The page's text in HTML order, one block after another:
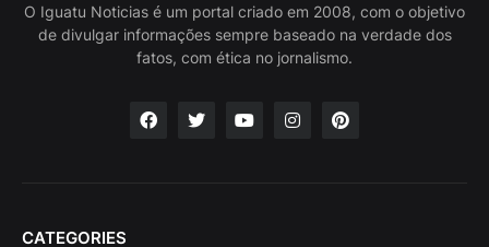
O Iguatu Noticias é um portal criado em 2008, com o objetivo
de divulgar informações sempre baseado na verdade dos
fatos, com ética no jornalismo.
CATEGORIES